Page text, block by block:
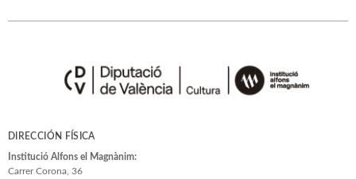
DIRECCIÓN FÍSICA
Institució Alfons el Magnànim:
Carrer Corona, 36